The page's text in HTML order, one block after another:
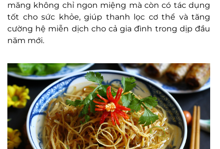
măng không chỉ ngon miệng mà còn có tác dụng
tốt cho sức khỏe, giúp thanh lọc cơ thể và tăng
cường hệ miễn dịch cho cả gia đình trong dịp đầu
năm mới.